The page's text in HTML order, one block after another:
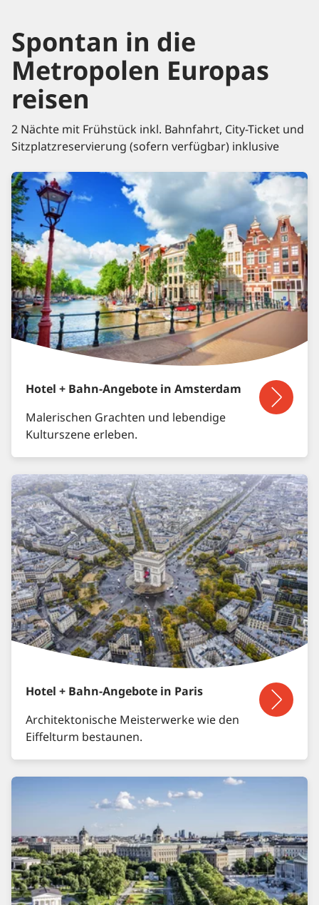
Spontan in die
Metropolen Europas
reisen
2 Nächte mit Frühstück inkl. Bahnfahrt, City-Ticket und
Sitzplatzreservierung (sofern verfügbar) inklusive
Hotel + Bahn-Angebote in Amsterdam
Malerischen Grachten und lebendige
Kulturszene erleben.
Hotel + Bahn-Angebote in Paris
Architektonische Meisterwerke wie den
Eiffelturm bestaunen.